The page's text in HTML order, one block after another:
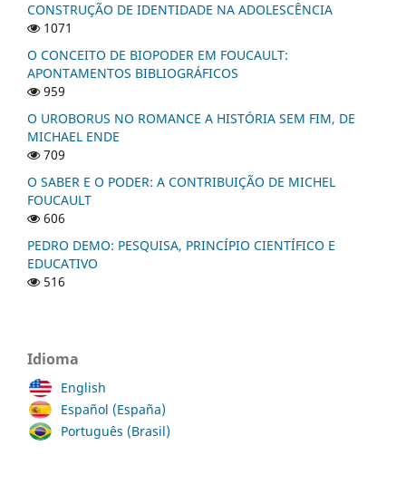
CONSTRUÇÃO DE IDENTIDADE NA ADOLESCÊNCIA
1071
O CONCEITO DE BIOPODER EM FOUCAULT:
APONTAMENTOS BIBLIOGRÁFICOS
959
O UROBORUS NO ROMANCE A HISTÓRIA SEM FIM, DE
MICHAEL ENDE
709
O SABER E O PODER: A CONTRIBUIÇÃO DE MICHEL
FOUCAULT
606
PEDRO DEMO: PESQUISA, PRINCÍPIO CIENTÍFICO E
EDUCATIVO
516
Idioma
English
Español (España)
Português (Brasil)